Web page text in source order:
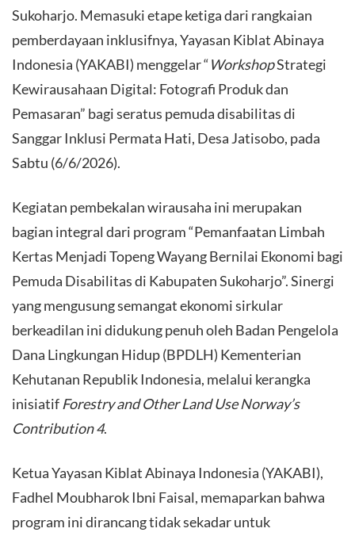
Sukoharjo. Memasuki etape ketiga dari rangkaian
pemberdayaan inklusifnya, Yayasan Kiblat Abinaya
Indonesia (YAKABI) menggelar “WorkshopStrategi
Kewirausahaan Digital: Fotografi Produk dan
Pemasaran” bagi seratus pemuda disabilitas di
Sanggar Inklusi Permata Hati, Desa Jatisobo, pada
Sabtu (6/6/2026).
​Kegiatan pembekalan wirausaha ini merupakan
bagian integral dari program “Pemanfaatan Limbah
Kertas Menjadi Topeng Wayang Bernilai Ekonomi bagi
Pemuda Disabilitas di Kabupaten Sukoharjo”. Sinergi
yang mengusung semangat ekonomi sirkular
berkeadilan ini didukung penuh oleh Badan Pengelola
Dana Lingkungan Hidup (BPDLH) Kementerian
Kehutanan Republik Indonesia, melalui kerangka
inisiatif Forestry and Other Land Use Norway’s
Contribution 4.
​Ketua Yayasan Kiblat Abinaya Indonesia (YAKABI),
Fadhel Moubharok Ibni Faisal, memaparkan bahwa
program ini dirancang tidak sekadar untuk